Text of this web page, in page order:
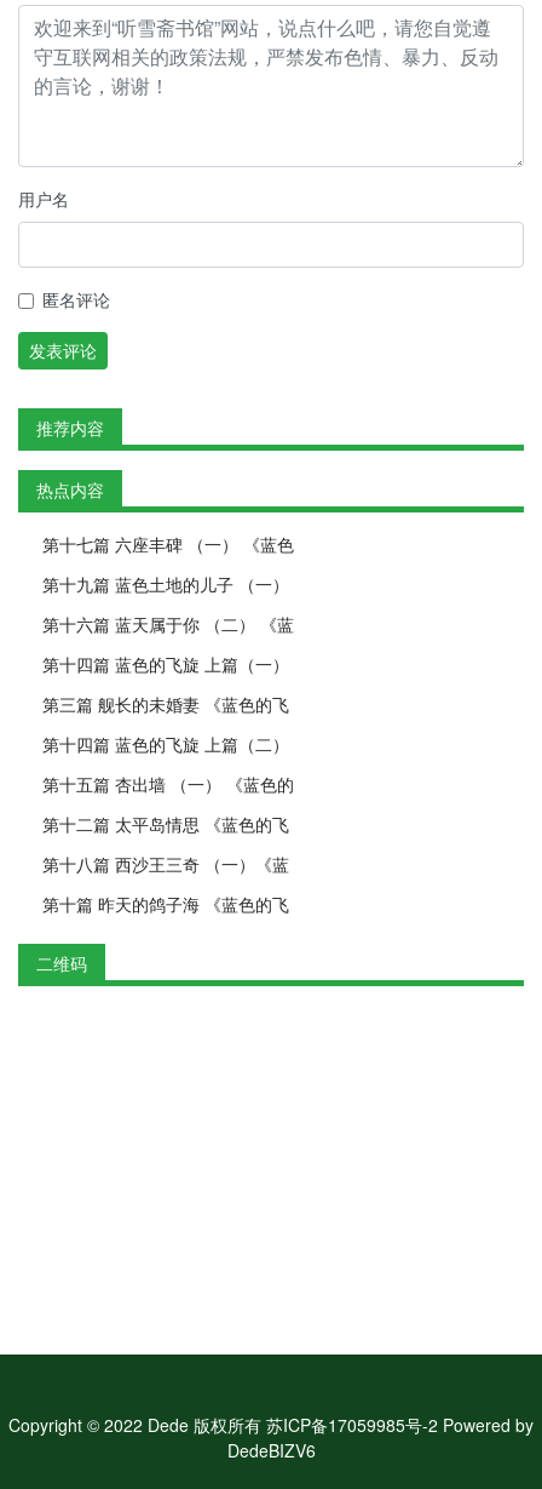
用户名
匿名评论
发表评论
推荐内容
热点内容
第十七篇 六座丰碑 （一） 《蓝色
第十九篇 蓝色土地的儿子 （一）
第十六篇 蓝天属于你 （二） 《蓝
第十四篇 蓝色的飞旋 上篇（一）
第三篇 舰长的未婚妻 《蓝色的飞
第十四篇 蓝色的飞旋 上篇（二）
第十五篇 杏出墙 （一） 《蓝色的
第十二篇 太平岛情思 《蓝色的飞
第十八篇 西沙王三奇 （一）《蓝
第十篇 昨天的鸽子海 《蓝色的飞
二维码
Copyright © 2022 Dede 版权所有 苏ICP备17059985号-2 Powered by
DedeBIZV6